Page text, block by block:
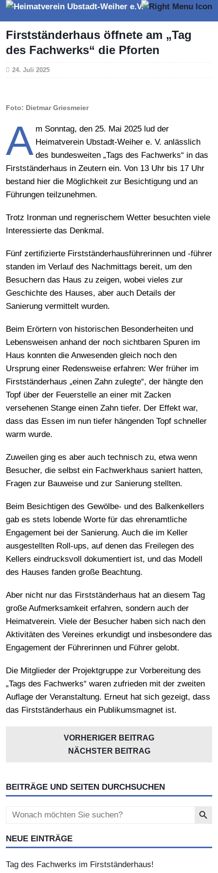
Firstständerhaus öffnete am „Tag
des Fachwerks“ die Pforten
24. Juli 2025
Foto: Dietmar Griesmeier
A m Sonntag, den 25. Mai 2025 lud der
Heimatverein Ubstadt-Weiher e. V. anlässlich
des bundesweiten „Tags des Fachwerks“ in das
Firstständerhaus in Zeutern ein. Von 13 Uhr bis 17 Uhr
bestand hier die Möglichkeit zur Besichtigung und an
Führungen teilzunehmen.
Trotz Ironman und regnerischem Wetter besuchten viele
Interessierte das Denkmal.
Fünf zertifizierte Firstständerhausführerinnen und -führer
standen im Verlauf des Nachmittags bereit, um den
Besuchern das Haus zu zeigen, wobei vieles zur
Geschichte des Hauses, aber auch Details der
Sanierung vermittelt wurden.
Beim Erörtern von historischen Besonderheiten und
Lebensweisen anhand der noch sichtbaren Spuren im
Haus konnten die Anwesenden gleich noch den
Ursprung einer Redensweise erfahren: Wer früher im
Firstständerhaus „einen Zahn zulegte“, der hängte den
Topf über der Feuerstelle an einer mit Zacken
versehenen Stange einen Zahn tiefer. Der Effekt war,
dass das Essen im nun tiefer hängenden Topf schneller
warm wurde.
Zuweilen ging es aber auch technisch zu, etwa wenn
Besucher, die selbst ein Fachwerkhaus saniert hatten,
Fragen zur Bauweise und zur Sanierung stellten.
Beim Besichtigen des Gewölbe- und des Balkenkellers
gab es stets lobende Worte für das ehrenamtliche
Engagement bei der Sanierung. Auch die im Keller
ausgestellten Roll-ups, auf denen das Freilegen des
Kellers eindrucksvoll dokumentiert ist, und das Modell
des Hauses fanden große Beachtung.
Aber nicht nur das Firstständerhaus hat an diesem Tag
große Aufmerksamkeit erfahren, sondern auch der
Heimatverein. Viele der Besucher haben sich nach den
Aktivitäten des Vereines erkundigt und insbesondere das
Engagement der Führerinnen und Führer gelobt.
Die Mitglieder der Projektgruppe zur Vorbereitung des
„Tags des Fachwerks“ waren zufrieden mit der zweiten
Auflage der Veranstaltung. Erneut hat sich gezeigt, dass
das Firstständerhaus ein Publikumsmagnet ist.
VORHERIGER BEITRAG
NÄCHSTER BEITRAG
BEITRÄGE UND SEITEN DURCHSUCHEN
Search
for:
NEUE EINTRÄGE
Tag des Fachwerks im Firstständerhaus!